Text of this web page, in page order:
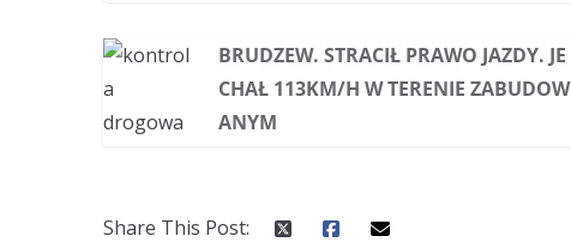
BRUDZEW. STRACIŁ PRAWO JAZDY. JE
CHAŁ 113KM/H W TERENIE ZABUDOW
ANYM
Share This Post: